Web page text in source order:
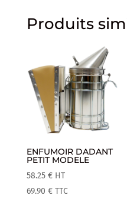
Produits
ENFUMOIR DADANT
PETIT MODELE
58.25 € HT
69.90 € TTC